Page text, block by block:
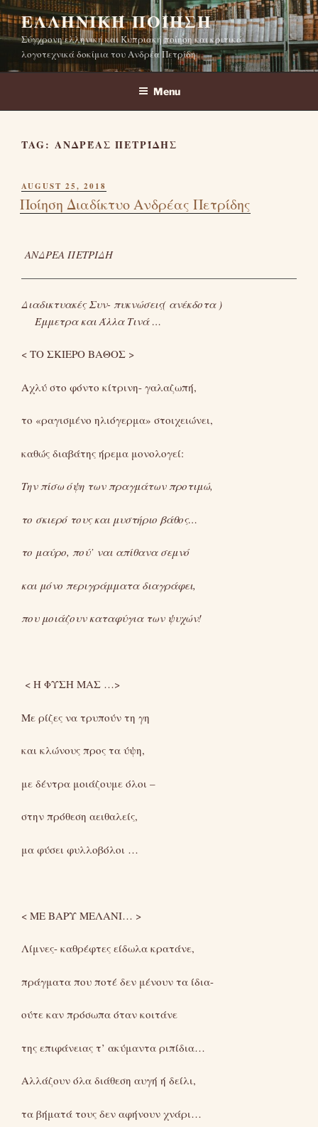
Skip
to
content
ΕΛΛΗΝΙΚΉ ΠΟΊΗΣΗ
Σύγχρονη ελληνική και Κυπριακή ποίηση και κριτικά
λογοτεχνικά δοκίμια του Ανδρέα Πετρίδη
Menu
TAG: ΑΝΔΡΈΑΣ ΠΕΤΡΊΔΗΣ
POSTED
ON
AUGUST 25, 2018
Ποίηση Διαδίκτυο Ανδρέας Πετρίδης
ΑΝΔΡΕΑ ΠΕΤΡΙΔΗ
Διαδικτυακές Συν- πυκνώσεις( ανέκδοτα )
Έμμετρα και Άλλα Τινά …
< ΤΟ ΣΚΙΕΡΟ ΒΑΘΟΣ >
Αχλύ στο φόντο κίτρινη- γαλαζωπή,
το «ραγισμένο ηλιόγερμα» στοιχειώνει,
καθώς διαβάτης ήρεμα μονολογεί:
Την πίσω όψη των πραγμάτων προτιμώ,
το σκιερό τους και μυστήριο βάθος…
το μαύρο, πού’ ναι απίθανα σεμνό
και μόνο περιγράμματα διαγράφει,
που μοιάζουν καταφύγια των ψυχών!
< Η ΦΥΣΗ ΜΑΣ …>
Με ρίζες να τρυπούν τη γη
και κλώνους προς τα ύψη,
με δέντρα μοιάζουμε όλοι –
στην πρόθεση αειθαλείς,
μα φύσει φυλλοβόλοι …
< ME ΒΑΡΥ ΜΕΛΑΝΙ… >
Λίμνες- καθρέφτες είδωλα κρατάνε,
πράγματα που ποτέ δεν μένουν τα ίδια-
ούτε καν πρόσωπα όταν κοιτάνε
της επιφάνειας τ’ ακύμαντα ριπίδια…
Αλλάζουν όλα διάθεση αυγή ή δείλι,
τα βήματά τους δεν αφήνουν χνάρι…